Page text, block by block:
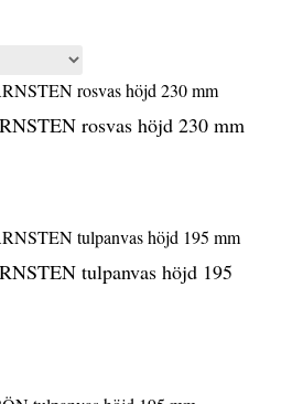
rosvas höjd 230 mm
tulpanvas höjd 195